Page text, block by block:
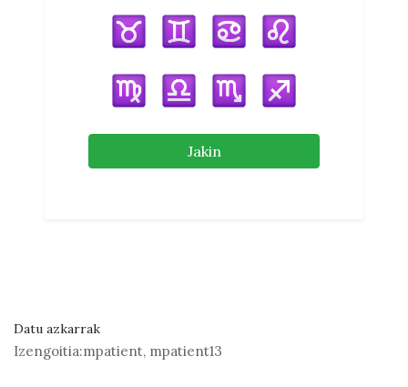
Jakin
Datu azkarrak
Izengoitia:mpatient, mpatient13